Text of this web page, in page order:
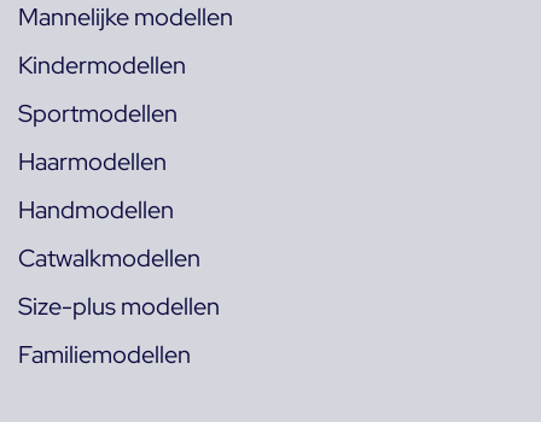
Mannelijke modellen
Kindermodellen
Sportmodellen
Haarmodellen
Handmodellen
Catwalkmodellen
Size-plus modellen
Familiemodellen